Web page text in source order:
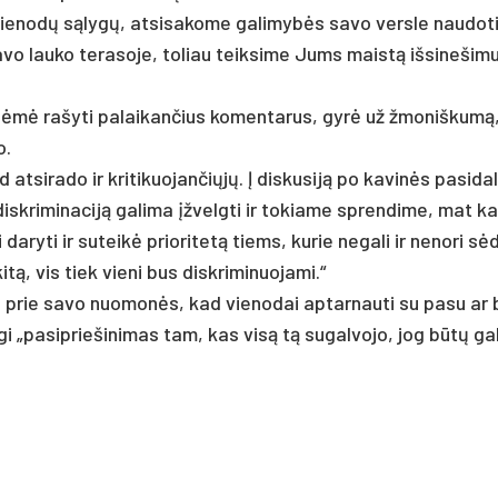
sąlygų, at­si­sa­ko­me ga­li­mybės sa­vo vers­le
lau­ko te­ra­so­je, to­liau teik­si­me Jums maistą
ra­šy­ti pa­lai­kan­čius ko­men­ta­rus, gyrė už
at­si­ra­do ir kri­ti­kuo­jan­čiųjų. Į dis­ku­siją po ka­vinės
ga­li­ma įžvelg­ti ir to­kia­me spren­di­me, mat
ir su­teikė prio­ri­tetą tiems, ku­rie ne­ga­li ir ne­no­ri
vis tiek vie­ni bus disk­ri­mi­nuo­ja­mi.“
sa­vo nuo­monės, kad vie­no­dai ap­tar­nau­ti su pa­su ar
tam, kas visą tą su­gal­vo­jo, jog būtų